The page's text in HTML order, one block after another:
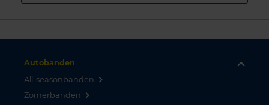
Autobanden
All-seasonbanden
Zomerbanden